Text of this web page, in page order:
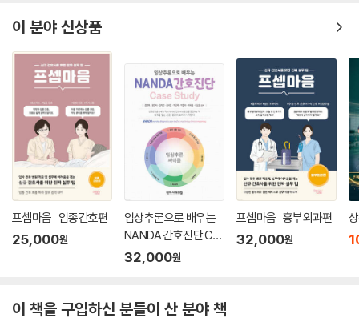
웠던 부분도 섬세하게 적어 놓은 것 같아요! 정말 이름대로 프셉마음이네
요! 이제 응급실 신규 간호사로 첫 발을 내딛는 신규 간호사 혹은 처음 응급
실로 발령받으신 선생님들에게 꼭 추천하고 싶습니다. 항상 신규 간호사
선생님들의 내일을 응원합니다! 파이팅!
- 오단비 (신촌세브란스병원 응급진료센터 간호사)
응급실에서 신규 선생님들이 제일 어렵다고 생각하는 일이 '순서를 정하는
것'입니다. 이 책이 선생님들이 '무엇을 제일 먼저 해야 하는 가'에 대한 답
을 줄 수 있으면 좋겠습니다. 이론만으로 가득한 책이 아니라 실무현장에
서의 팁과 노하우가 가득한 이 책이 신규 선생님들께 좋은 안내서가 되길
바랍니다.
- 이해리 (인하대학교병원 응급실 간호사)
책 한 권 안에 응급실 근무에 대한 핵심이 모두 담겨있습니다. 응급실 발령
으로 '뭘 어떻게 공부해야 하지?' 하는 분들께 정말 추천해 드립니다. 이 책
이 분야 신상품
프셉마음 : 임종간호편
25,000원
임상추론으로 배우는
NANDA 간호진단 Cas
e Study
32,000원
프셉마음 : 흉부외과편
32,000원
이 책을 구입하신 분들이 산 분야 책